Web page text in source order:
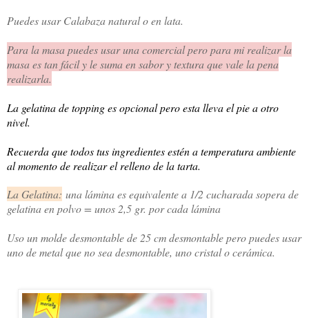
Puedes usar Calabaza natural o en lata.
Para la masa puedes usar una comercial pero para mi realizar la
masa es tan fácil y le suma en sabor y textura que vale la pena
realizarla.
La gelatina de topping es opcional pero esta lleva el pie a otro
nivel.
Recuerda que todos tus ingredientes estén a temperatura ambiente
al momento de realizar el relleno de la tarta.
La Gelatina: una lámina es equivalente a 1/2 cucharada sopera de
gelatina en polvo = unos 2,5 gr. por cada lámina
Uso un molde desmontable de 25 cm desmontable pero puedes usar
uno de metal que no sea desmontable, uno cristal o cerámica.